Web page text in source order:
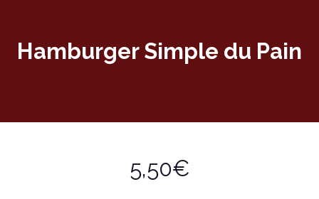
Hamburger Simple du Pain
5,50€